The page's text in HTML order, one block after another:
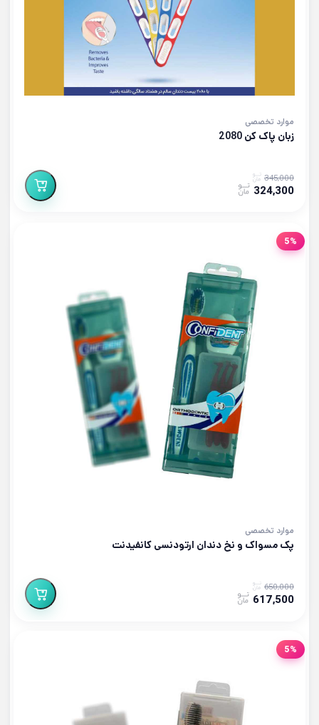
موارد تخصصی
زبان پاک کن 2080
345,000
324,300
5%
موارد تخصصی
پک مسواک و نخ دندان ارتودنسی کانفیدنت
650,000
617,500
5%